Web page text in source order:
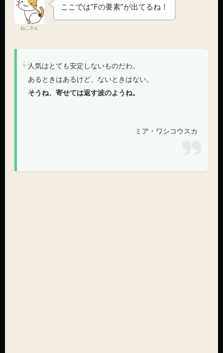
ねこさん
ここでは”Fの要素”が出てるね！
人気はとても安定しないものだわ。
あるときはあるけど、ないときはない。
そうね、寄せては返す波のようね。
ミア・ワシコウスカ